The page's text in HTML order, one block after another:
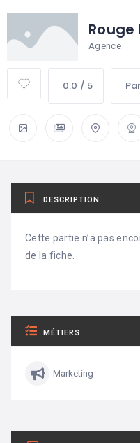
Agence
0.0 / 5
DESCRIPTION
Cette partie n’a pas
de la fiche.
MÉTIERS
Marketing